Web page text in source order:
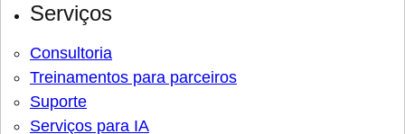
Serviços
Consultoria
Treinamentos para parceiros
Suporte
Serviços para IA